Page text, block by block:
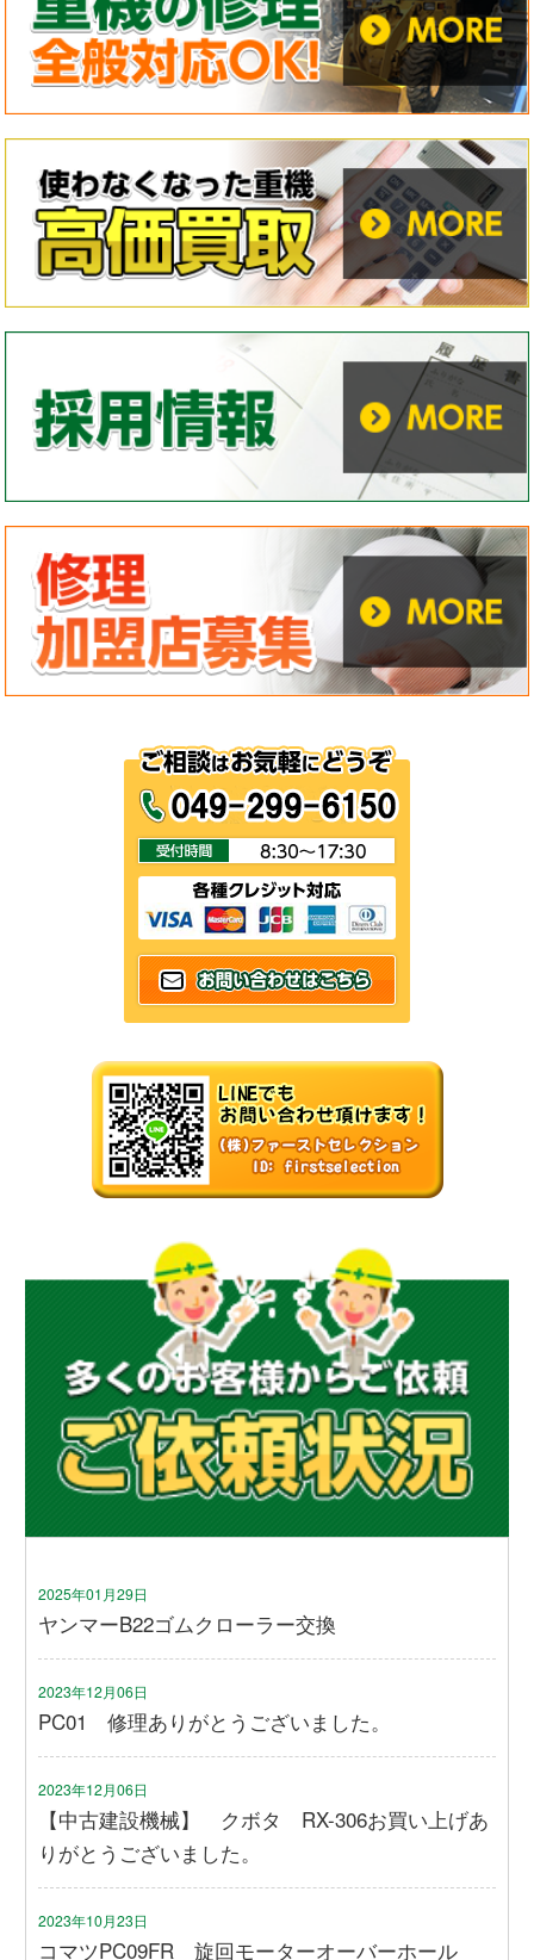
2025年01月29日
ヤンマーB22ゴムクローラー交換
2023年12月06日
PC01 修理ありがとうございました。
2023年12月06日
【中古建設機械】 クボタ RX-306お買い上げあ
りがとうございました。
2023年10月23日
コマツPC09FR 旋回モーターオーバーホール